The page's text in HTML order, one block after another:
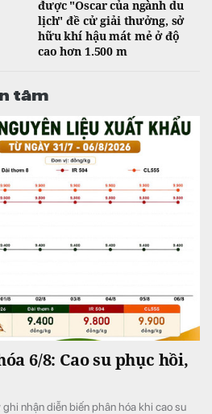
được "Oscar của ngành du
lịch" đề cử giải thưởng, sở
hữu khí hậu mát mẻ ở độ
cao hơn 1.500 m
tâm
6/8: Cao su phục hồi,
nhận diễn biến phân hóa khi cao su